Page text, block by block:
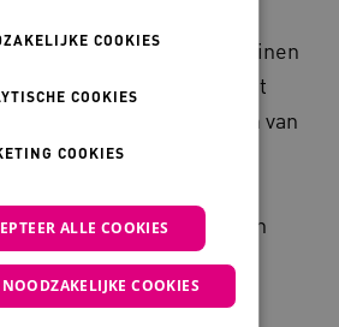
ouders en
We brengen levensdomeinen
tijd en dagbesteding tot
van concrete voorbeelden van
en Zaïd, en geven een
met voorbeelden.
kunnen daarover in
hoe ze daarin zijn
COOKIES
COOKIES
COOKIES
ALLE COOKIES
COOKIES